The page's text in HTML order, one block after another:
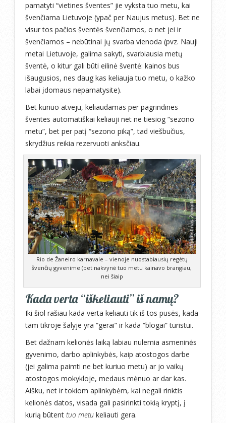
pamatyti “vietines šventes” jie vyksta tuo metu, kai
švenčiama Lietuvoje (ypač per Naujus metus). Bet ne
visur tos pačios šventės švenčiamos, o net jei ir
švenčiamos – nebūtinai jų svarba vienoda (pvz. Nauji
metai Lietuvoje, galima sakyti, svarbiausia metų
šventė, o kitur gali būti eilinė šventė: kainos bus
išaugusios, nes daug kas keliauja tuo metu, o kažko
labai įdomaus nepamatysite).
Bet kuriuo atveju, keliaudamas per pagrindines
šventes automatiškai keliauji net ne tiesiog “sezono
metu”, bet per patį “sezono piką”, tad viešbučius,
skrydžius reikia rezervuoti anksčiau.
Rio de Žaneiro karnavale – vienoje nuostabiausių regėtų
švenčių gyvenime (bet nakvynė tuo metu kainavo brangiau,
nei šiaip
Kada verta “iškeliauti” iš namų?
Iki šiol rašiau kada verta keliauti tik iš tos pusės, kada
tam tikroje šalyje yra “gerai” ir kada “blogai” turistui.
Bet dažnam kelionės laiką labiau nulemia asmeninės
gyvenimo, darbo aplinkybės, kaip atostogos darbe
(jei galima paimti ne bet kuriuo metu) ar jo vaikų
atostogos mokykloje, medaus mėnuo ar dar kas.
Aišku, net ir tokiom aplinkybėm, kai negali rinktis
kelionės datos, visada gali pasirinkti tokią kryptį, į
kurią būtent tuo metu keliauti gera.